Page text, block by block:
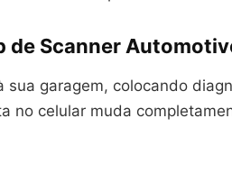
de Scanner
sua garagem, colocando
no celular muda